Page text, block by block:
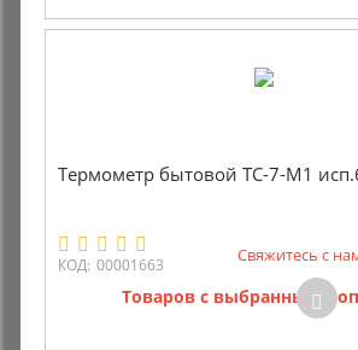
Термометр бытовой ТС-7-М1
КОД: 00001663 Свяжитесь с
Товаров с выбранными